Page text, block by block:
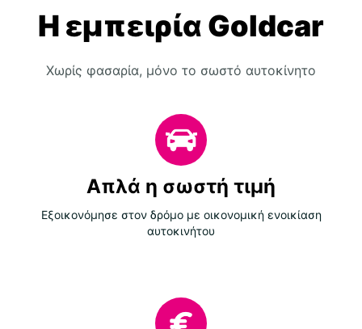
Η εμπειρία Goldcar
Χωρίς φασαρία, μόνο το σωστό αυτοκίνητο
Απλά η σωστή τιμή
Εξοικονόμησε στον δρόμο με οικονομική ενοικίαση
αυτοκινήτου